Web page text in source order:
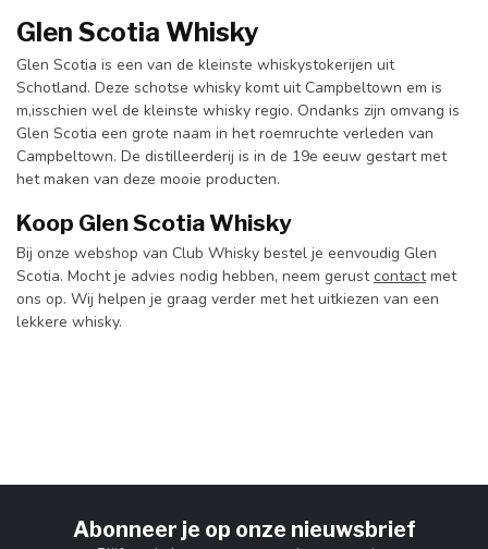
Glen Scotia Whisky
Glen Scotia is een van de kleinste whiskystokerijen uit
Schotland. Deze schotse whisky komt uit Campbeltown em is
m,isschien wel de kleinste whisky regio. Ondanks zijn omvang is
Glen Scotia een grote naam in het roemruchte verleden van
Campbeltown. De distilleerderij is in de 19e eeuw gestart met
het maken van deze mooie producten.
Koop Glen Scotia Whisky
Bij onze webshop van Club Whisky bestel je eenvoudig Glen
Scotia. Mocht je advies nodig hebben, neem gerustcontactmet
ons op. Wij helpen je graag verder met het uitkiezen van een
lekkere whisky.
Abonneer je op onze nieuwsbrief